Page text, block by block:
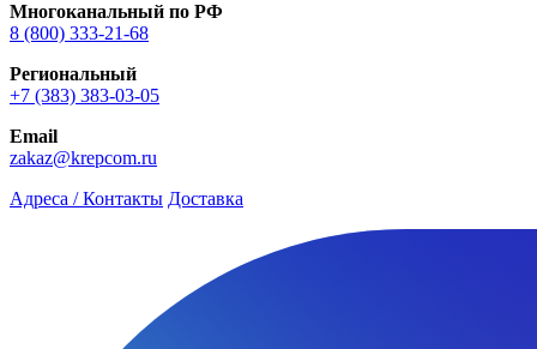
Многоканальный по РФ
8 (800) 333‑21-68
Региональный
+7 (383) 383-03-05
Email
zakaz@krepcom.ru
Адреса / Контакты Доставка